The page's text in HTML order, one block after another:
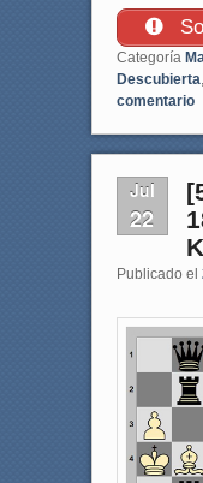
Categoría
Descubierta,
comentario
Jul
22
Publicado el